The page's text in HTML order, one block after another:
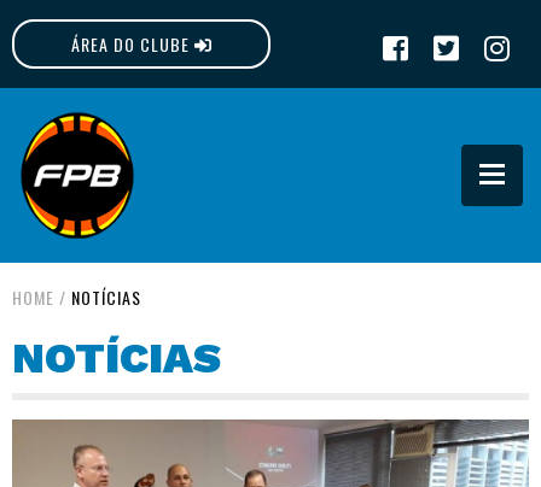
ÁREA DO CLUBE
FPB
HOME / NOTÍCIAS
NOTÍCIAS